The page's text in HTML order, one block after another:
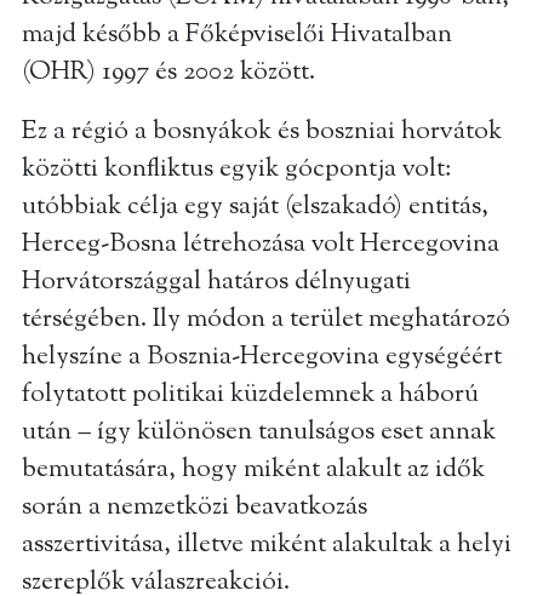
majd később a Főképviselői Hivatalban
(OHR) 1997 és 2002 között.
Ez a régió a bosnyákok és boszniai horvátok
közötti konfliktus egyik gócpontja volt:
utóbbiak célja egy saját (elszakadó) entitás,
Herceg-Bosna létrehozása volt Hercegovina
Horvátországgal határos délnyugati
térségében. Ily módon a terület meghatározó
helyszíne a Bosznia-Hercegovina egységéért
folytatott politikai küzdelemnek a háború
után – így különösen tanulságos eset annak
bemutatására, hogy miként alakult az idők
során a nemzetközi beavatkozás
asszertivitása, illetve miként alakultak a helyi
szereplők válaszreakciói.